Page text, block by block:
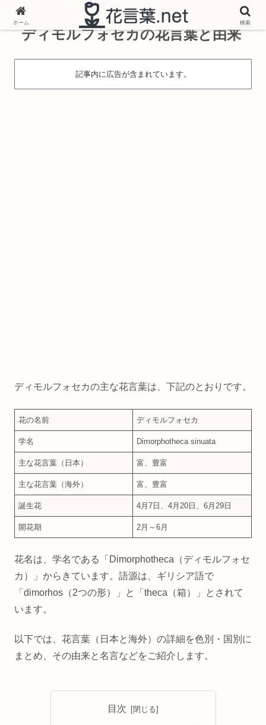
ディモルフォセカの花言葉と由来
記事内に広告が含まれています。
ディモルフォセカの主な花言葉は、下記のとおりです。
花の名前 ディモルフォセカ
学名 Dimorphotheca sinuata
主な花言葉（日本） 富、豊富
主な花言葉（海外） 富、豊富
誕生花 4月7日、4月20日、6月29日
開花期 2月～6月
花名は、学名である「Dimorphotheca（ディモルフォセ
カ）」からきています。語源は、ギリシア語で
「dimorhos（2つの形）」と「theca（箱）」とされて
います。
以下では、花言葉（日本と海外）の詳細を色別・国別に
まとめ、その由来と名言などをご紹介します。
目次
ホーム 検索